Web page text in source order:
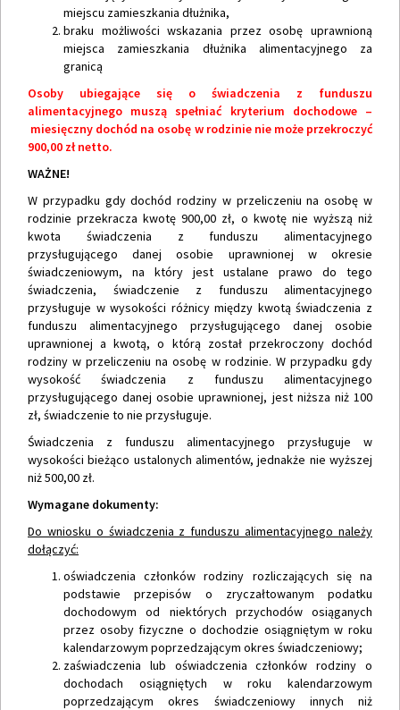
miejscu zamieszkania dłużnika,
braku możliwości wskazania przez osobę uprawnioną
miejsca zamieszkania dłużnika alimentacyjnego za
granicą
Osoby ubiegające się o świadczenia z funduszu
alimentacyjnego muszą spełniać kryterium dochodowe –
miesięczny dochód na osobę w rodzinie nie może przekroczyć
900,00 zł netto.
WAŻNE!
W przypadku gdy dochód rodziny w przeliczeniu na osobę w
rodzinie przekracza kwotę 900,00 zł, o kwotę nie wyższą niż
kwota świadczenia z funduszu alimentacyjnego
przysługującego danej osobie uprawnionej w okresie
świadczeniowym, na który jest ustalane prawo do tego
świadczenia, świadczenie z funduszu alimentacyjnego
przysługuje w wysokości różnicy między kwotą świadczenia z
funduszu alimentacyjnego przysługującego danej osobie
uprawnionej a kwotą, o którą został przekroczony dochód
rodziny w przeliczeniu na osobę w rodzinie. W przypadku gdy
wysokość świadczenia z funduszu alimentacyjnego
przysługującego danej osobie uprawnionej, jest niższa niż 100
zł, świadczenie to nie przysługuje.
Świadczenia z funduszu alimentacyjnego przysługuje w
wysokości bieżąco ustalonych alimentów, jednakże nie wyższej
niż 500,00 zł.
Wymagane dokumenty:
Do wniosku o świadczenia z funduszu alimentacyjnego należy
dołączyć:
oświadczenia członków rodziny rozliczających się na
podstawie przepisów o zryczałtowanym podatku
dochodowym od niektórych przychodów osiąganych
przez osoby fizyczne o dochodzie osiągniętym w roku
kalendarzowym poprzedzającym okres świadczeniowy;
zaświadczenia lub oświadczenia członków rodziny o
dochodach osiągniętych w roku kalendarzowym
poprzedzającym okres świadczeniowy innych niż